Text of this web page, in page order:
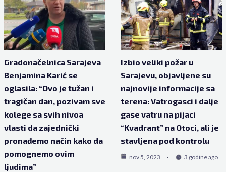
Gradonačelnica Sarajeva
Benjamina Karić se
oglasila: “Ovo je tužan i
tragičan dan, pozivam sve
kolege sa svih nivoa
vlasti da zajednički
pronađemo način kako da
pomognemo ovim
ljudima”
Izbio veliki požar u
Sarajevu, objavljene su
najnovije informacije sa
terena: Vatrogasci i dalje
gase vatru na pijaci
“Kvadrant” na Otoci, ali je
stavljena pod kontrolu
nov 5, 2023 3 godine ago